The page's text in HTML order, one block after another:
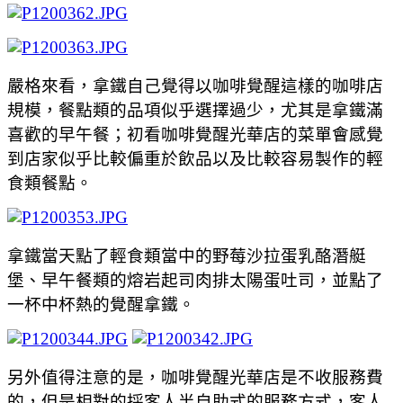
嚴格來看，拿鐵自己覺得以咖啡覺醒這樣的咖啡店
規模，餐點類的品項似乎選擇過少，尤其是拿鐵滿
喜歡的早午餐；初看咖啡覺醒光華店的菜單會感覺
到店家似乎比較偏重於飲品以及比較容易製作的輕
食類餐點。
拿鐵當天點了輕食類當中的野莓沙拉蛋乳酪潛艇
堡、早午餐類的熔岩起司肉排太陽蛋吐司，並點了
一杯中杯熱的覺醒拿鐵。
另外值得注意的是，咖啡覺醒光華店是不收服務費